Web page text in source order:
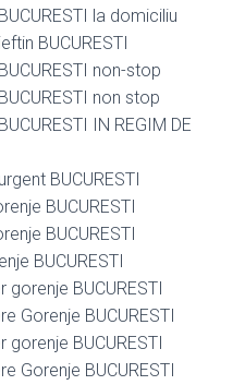
la domiciliu
BUCURESTI
non-stop
non stop
IN REGIM DE
BUCURESTI
BUCURESTI
BUCURESTI
BUCURESTI
gorenje BUCURESTI
Gorenje BUCURESTI
gorenje BUCURESTI
Gorenje BUCURESTI